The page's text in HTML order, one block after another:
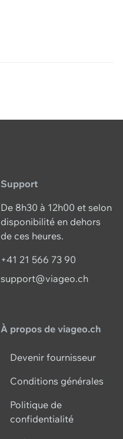
Support
De 8h30 à 12h00 et selon
disponibilité en dehors
de ces heures.
+41 21 566 73 90
support@viageo.ch
À propos de viageo.ch
Devenir fournisseur
Conditions générales
Politique de
confidentialité